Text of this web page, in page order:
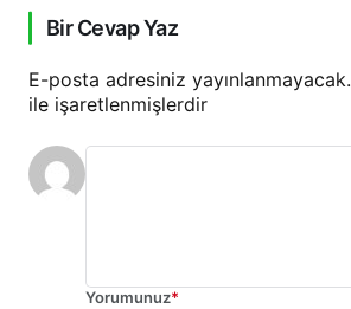
Bir Cevap Yaz
E-posta adresiniz yayınlanmayacak.
ile işaretlenmişlerdir
Yorumunuz*